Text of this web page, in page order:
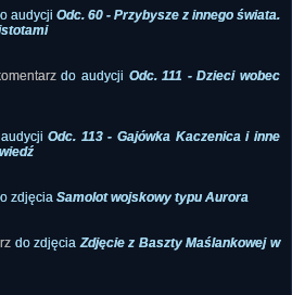
audycji Odc. 60 - Przybysze z innego świata.
do audycji Odc. 111 - Dzieci wobec
Odc. 113 - Gajówka Kaczenica i inne
zdjęcia Samolot wojskowy typu Aurora
do zdjęciaZdjęcie z Baszty Maślankowej w